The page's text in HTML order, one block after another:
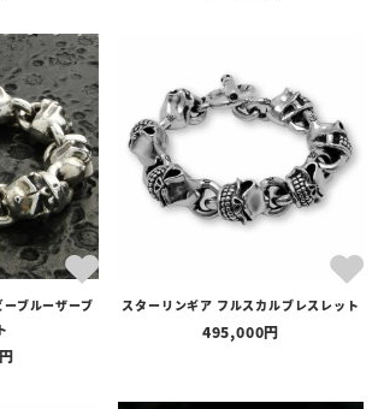
ブルーザーブ
スターリンギア フルスカルブレスレット
495,000